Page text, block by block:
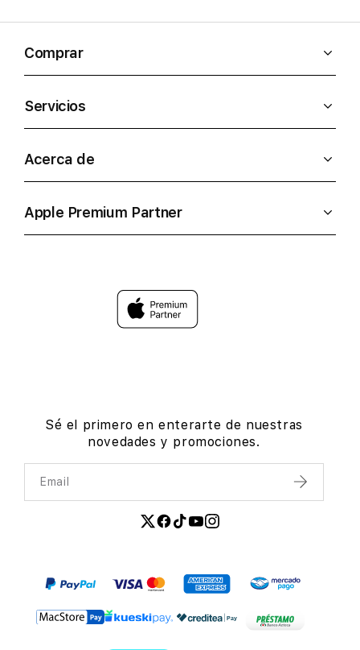
Comprar
Servicios
Acerca de
Apple Premium Partner
Sé el primero en enterarte de nuestras
novedades y promociones.
Email